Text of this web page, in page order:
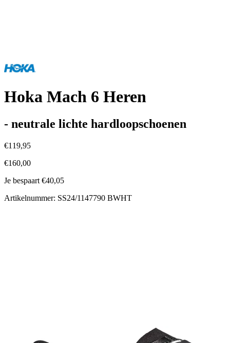
Hoka Mach 6 Heren
- neutrale lichte hardloopschoenen
€119,95
€160,00
Je bespaart €40,05
Artikelnummer: SS24/1147790 BWHT